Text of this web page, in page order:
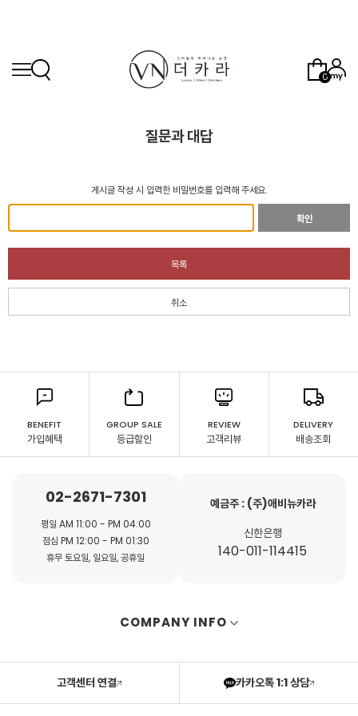
0
질문과 대답
게시글 작성 시 입력한 비밀번호를 입력해 주세요.
확인
목록
취소
BENEFIT
가입혜택
GROUP SALE
등급할인
REVIEW
고객리뷰
DELIVERY
배송조회
02-2671-7301
평일 AM 11:00 - PM 04:00
점심 PM 12:00 - PM 01:30
휴무 토요일, 일요일, 공휴일
예금주 : (주)애비뉴카라
신한은행
140-011-114415
COMPANY INFO
고객센터 연결 카카오톡 1:1 상담